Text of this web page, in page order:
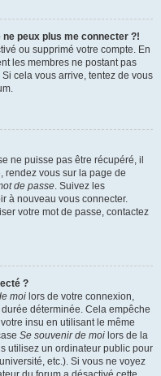
peux plus me connecter ?!
ou supprimé votre compte. En
les membres ne postant pas
cela vous arrive, tentez de vous
ne puisse pas être récupéré, il
rendez vous sur la page de
de passe. Suivez les
à nouveau vous connecter.
votre mot de passe, contactez
?
moi lors de votre connexion,
déterminée. Cela empêche
insu en utilisant le même
Se souvenir de moi lors de la
utilisez un ordinateur public pour
etc.). Si vous ne voyez